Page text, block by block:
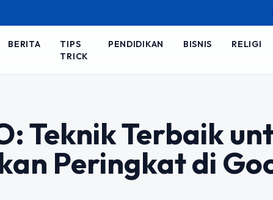
Ingin
BERITA
TIPS
TRICK
PENDIDIKAN BISNIS RELIGI
Teknik Terbaik
Peringkat di